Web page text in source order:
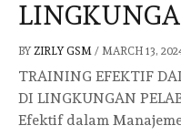
BY ZIRLY GSM / MARCH 13,
TRAINING EFEKTIF
DI LINGKUNGAN
Efektif dalam